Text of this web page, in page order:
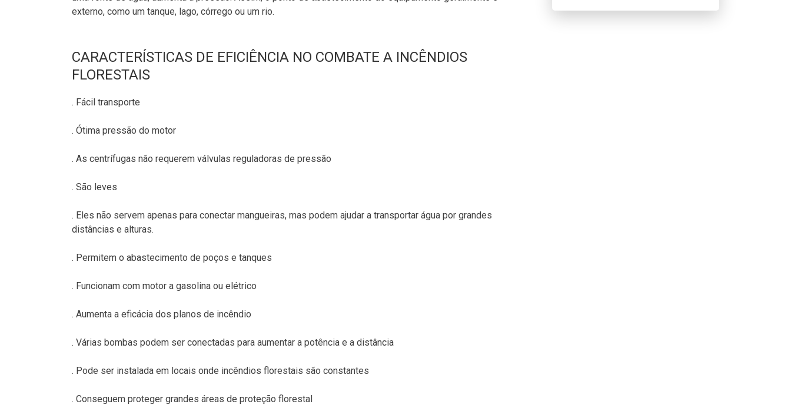
externo, como um tanque, lago, córrego ou um rio.
CARACTERÍSTICAS DE EFICIÊNCIA NO COMBATE A INCÊNDIOS
FLORESTAIS
. Fácil transporte
. Ótima pressão do motor
. As centrífugas não requerem válvulas reguladoras de pressão
. São leves
. Eles não servem apenas para conectar mangueiras, mas podem ajudar a transportar água por grandes
distâncias e alturas.
. Permitem o abastecimento de poços e tanques
. Funcionam com motor a gasolina ou elétrico
. Aumenta a eficácia dos planos de incêndio
. Várias bombas podem ser conectadas para aumentar a potência e a distância
. Pode ser instalada em locais onde incêndios florestais são constantes
. Conseguem proteger grandes áreas de proteção florestal